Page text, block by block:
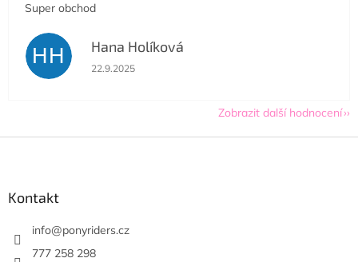
Super obchod
HH Hana Holíková
Hodnocení obchodu je 5 z 5 hvězdiček.
22.9.2025
Zobrazit další hodnocení
Kontakt
info@ponyriders.cz
777 258 298